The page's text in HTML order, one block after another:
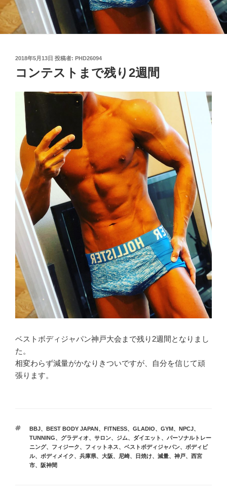
投
日:
2018年5月13日 投稿者: PHD26094
コンテストまで残り2週間
ベストボディジャパン神戸大会まで残り2週間となりまし
た。
相変わらず減量がかなりきついですが、自分を信じて頑
張ります。
タ
グ
BBJ、 BEST BODY JAPAN、 FITNESS、 GLADIO、 GYM、 NPCJ、
TUNNING、 グラディオ、 サロン、 ジム、 ダイエット 、 パーソナルトレー
ニング、 フィジーク、 フィットネス、 ベストボディジャパン、
ボディビ
ル、 ボディメイク、 兵庫県、 大阪、 尼崎、 日焼け、 減量、 神戸、 西宮
市、 阪神間